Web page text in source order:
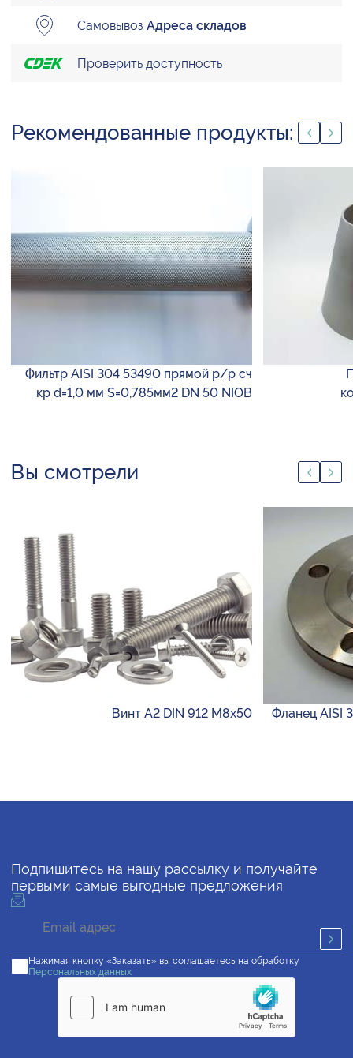
Самовывоз Адреса складов
Проверить доступность
Рекомендованные продукты:
Фильтр AISI 304 53490 прямой р/р сч
кр d=1,0 мм S=0,785мм2 DN 50 NIOB
Вы смотрели
Винт А2 DIN 912 М8х50 Фланец AISI
Подпишитесь на нашу рассылку и получайте
первыми самые выгодные предложения
Нажимая кнопку «Заказать» вы соглашаетесь на обработку
Персональных данных